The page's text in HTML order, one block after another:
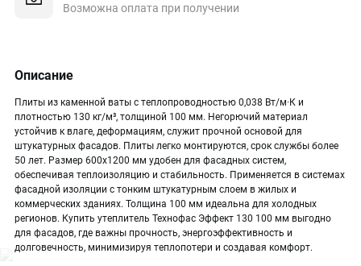
Возможна оплата при получении
Описание
Плиты из каменной ваты с теплопроводностью 0,038 Вт/м·К и
плотностью 130 кг/м³, толщиной 100 мм. Негорючий материал
устойчив к влаге, деформациям, служит прочной основой для
штукатурных фасадов. Плиты легко монтируются, срок службы более
50 лет. Размер 600x1200 мм удобен для фасадных систем,
обеспечивая теплоизоляцию и стабильность. Применяется в системах
фасадной изоляции с тонким штукатурным слоем в жилых и
коммерческих зданиях. Толщина 100 мм идеальна для холодных
регионов. Купить утеплитель Технофас Эффект 130 100 мм выгодно
для фасадов, где важны прочность, энергоэффективность и
долговечность, минимизируя теплопотери и создавая комфорт.